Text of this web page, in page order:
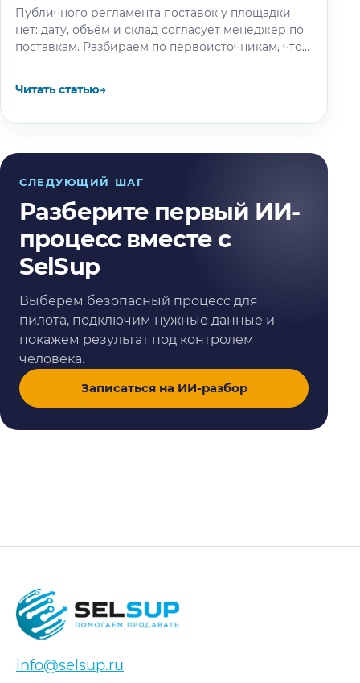
Публичного регламента поставок у площадки
нет: дату, объём и склад согласует менеджер по
поставкам. Разбираем по первоисточникам, что
Читать статью→
СЛЕДУЮЩИЙ ШАГ
Разберите первый ИИ-
процесс вместе с
SelSup
Выберем безопасный процесс для
пилота, подключим нужные данные и
покажем результат под контролем
человека.
Записаться на ИИ-разбор
info@selsup.ru